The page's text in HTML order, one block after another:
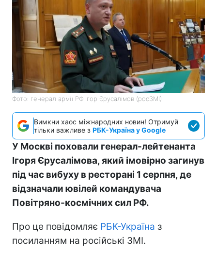
Фото: генерал армії РФ Ігор Єрусалімов (росЗМІ)
Вимкни хаос міжнародних новин! Отримуй
тільки важливе з РБК-Україна у Google
У Москві поховали генерал-лейтенанта
Ігоря Єрусалімова, який імовірно загинув
під час вибуху в ресторані 1 серпня, де
відзначали ювілей командувача
Повітряно-космічних сил РФ.
Про це повідомляє РБК-Україна з
посиланням на російські ЗМІ.